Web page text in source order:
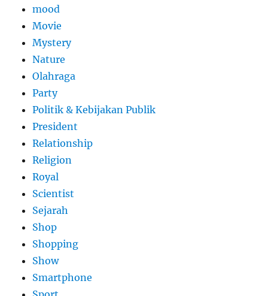
mood
Movie
Mystery
Nature
Olahraga
Party
Politik & Kebijakan Publik
President
Relationship
Religion
Royal
Scientist
Sejarah
Shop
Shopping
Show
Smartphone